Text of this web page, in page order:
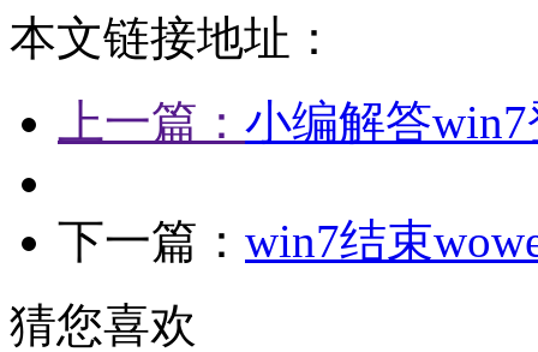
本文链接地址：
上一篇： 小编解答
下一篇： win7结束
猜您喜欢